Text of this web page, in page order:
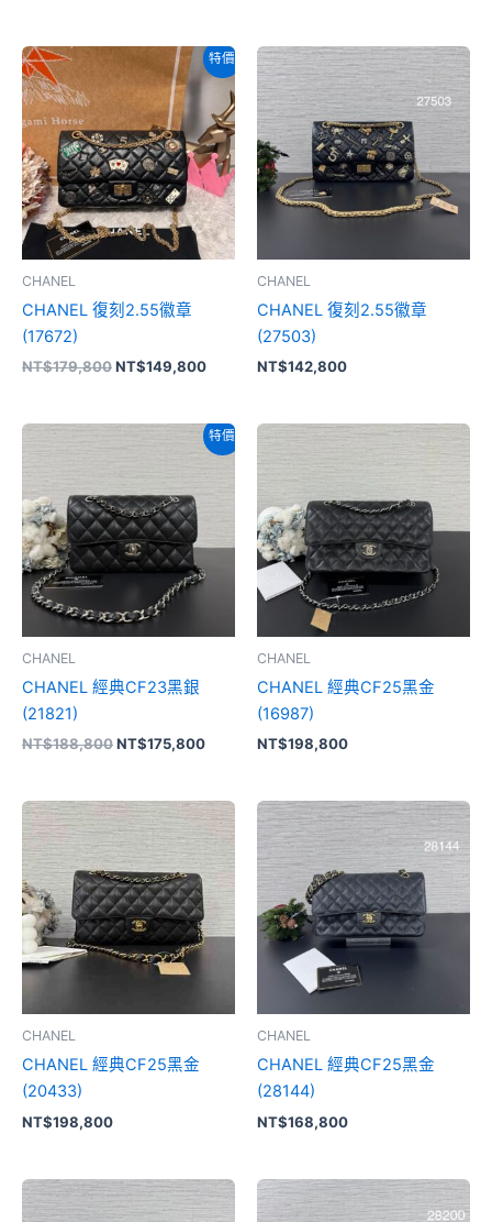
特價
CHANEL
CHANEL 復刻2.55徽章
(17672)
NT$179,800
NT$179,800。
NT$149,800
目
前
格：
NT$149,800。
CHANEL
CHANEL 復刻2.55徽章
(27503)
NT$142,800
特價
CHANEL
CHANEL 經典CF23黑銀
(21821)
NT$188,800
NT$188,800。
NT$175,800
目
前
NT$175,800。
CHANEL
CHANEL 經典CF25黑金
(16987)
NT$198,800
CHANEL
CHANEL 經典CF25黑金
(20433)
NT$198,800
CHANEL
CHANEL 經典CF25黑金
(28144)
NT$168,800